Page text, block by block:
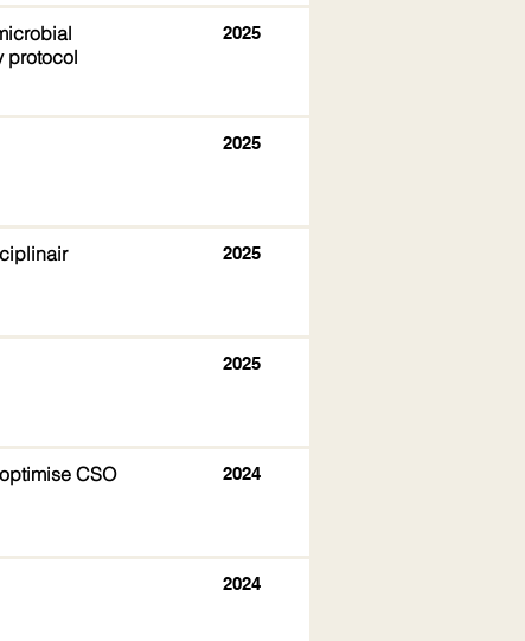
protocol
2025
2025
2025
2025
CSO
2024
2024